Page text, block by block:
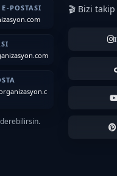
POSTASI
🎬 Bizi